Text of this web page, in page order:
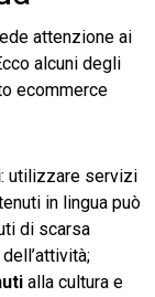
attenzione ai
alcuni degli
ecommerce
: utilizzare servizi
in lingua può
di scarsa
alla cultura e